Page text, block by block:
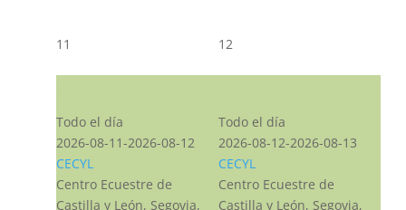
11
Todo el día
2026-08-11-2026-08-12
CECYL
Centro Ecuestre de
Castilla y León, Segovia,
12
Todo el día
2026-08-12-2026-08-13
CECYL
Centro Ecuestre de
Castilla y León, Segovia,